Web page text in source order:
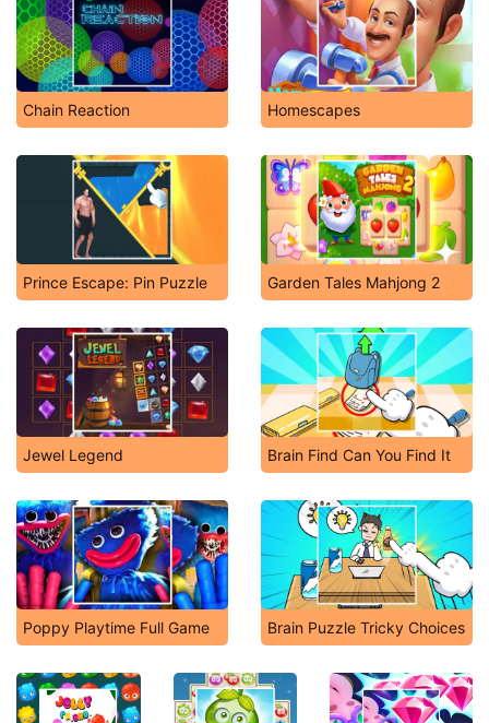
Chain Reaction Homescapes
Prince Escape: Pin Puzzle Garden Tales Mahjong 2
Jewel Legend Brain Find Can You Find It
Poppy Playtime Full Game Brain Puzzle Tricky Choices